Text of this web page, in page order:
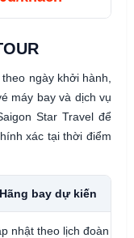
ngày khởi hành,
máy bay và dịch vụ
Star Travel để
xác tại thời điểm
Hãng bay dự kiến
nhật theo lịch đoàn